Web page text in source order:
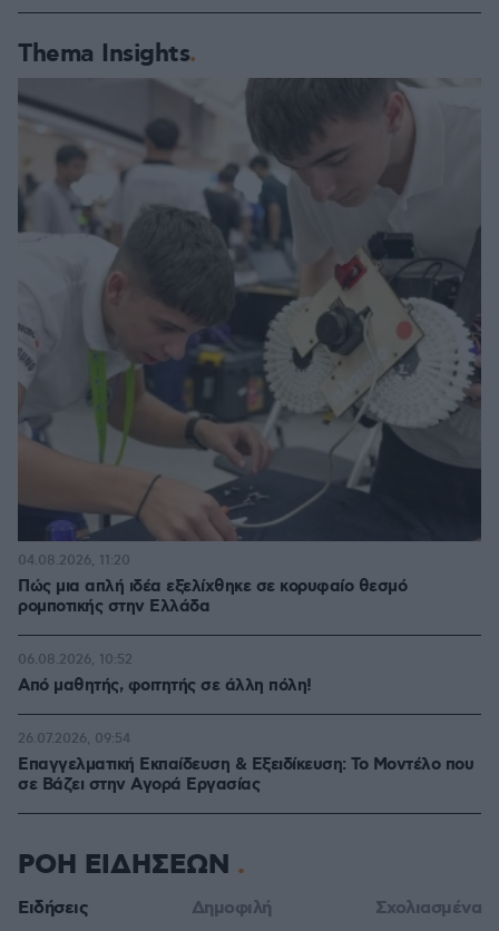
Thema Insights
Πώς μια απλή ιδέα εξελίχθηκε σε κορυφαίο θεσμό
ρομποτικής στην Ελλάδα
04.08.2026, 11:20
Από μαθητής, φοιτητής σε άλλη πόλη!
06.08.2026, 10:52
Επαγγελματική Εκπαίδευση & Εξειδίκευση: Το Mοντέλο που
σε Bάζει στην Aγορά Eργασίας
26.07.2026, 09:54
ΡΟΗ ΕΙΔΗΣΕΩΝ
Ειδήσεις Δημοφιλή Σχολιασμένα